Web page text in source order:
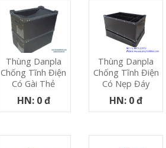
Thùng Danpla
Chống Tĩnh Điện
Có Gài Thẻ
HN: 0 đ
Thùng Danpla
Chống Tĩnh Điện
Có Nẹp Đáy
HN: 0 đ